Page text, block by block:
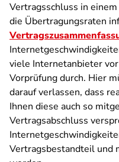
Vertragsschluss in einem
die Übertragungsraten
viele Internetanbieter
Vorprüfung durch. Hier
darauf verlassen, dass
Ihnen diese auch so
Vertragsabschluss
Vertragsbestandteil und